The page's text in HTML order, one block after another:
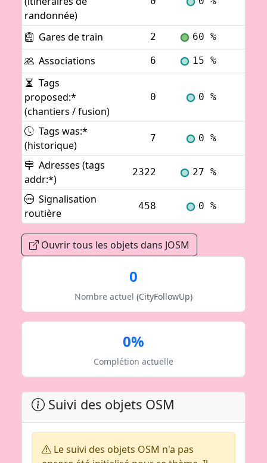
randonnée)
Gares de train 2 60 %
Associations 6 15 %
Tags
proposed:*
(chantiers / fusion)
0 0 %
Tags was:*
(historique)
7 0 %
Adresses (tags
addr:*)
2322 27 %
Signalisation
routière
458 0 %
Ouvrir tous les objets dans JOSM
0
Nombre actuel (CityFollowUp)
0%
Complétion actuelle
Suivi des objets OSM
Le suivi des objets OSM n'a pas